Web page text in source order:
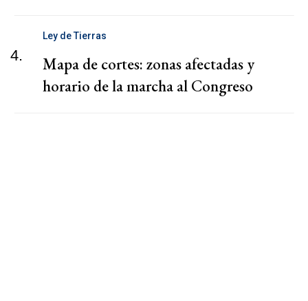
4.
Ley de Tierras
Mapa de cortes: zonas afectadas y
horario de la marcha al Congreso